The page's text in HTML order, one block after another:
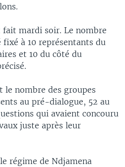
fait mardi soir. Le nombre
à 10 représentants du
et 10 du côté du
le nombre des groupes
au pré-dialogue, 52 au
qui avaient concouru
juste après leur
régime de Ndjamena